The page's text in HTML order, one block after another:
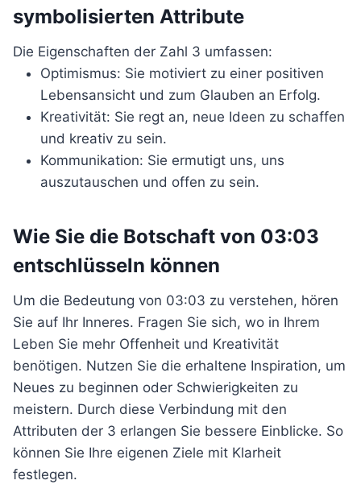
symbolisierten Attribute
Die Eigenschaften der Zahl 3 umfassen:
Optimismus: Sie motiviert zu einer positiven
Lebensansicht und zum Glauben an Erfolg.
Kreativität: Sie regt an, neue Ideen zu schaffen
und kreativ zu sein.
Kommunikation: Sie ermutigt uns, uns
auszutauschen und offen zu sein.
Wie Sie die Botschaft von 03:03
entschlüsseln können
Um die Bedeutung von 03:03 zu verstehen, hören
Sie auf Ihr Inneres. Fragen Sie sich, wo in Ihrem
Leben Sie mehr Offenheit und Kreativität
benötigen. Nutzen Sie die erhaltene Inspiration, um
Neues zu beginnen oder Schwierigkeiten zu
meistern. Durch diese Verbindung mit den
Attributen der 3 erlangen Sie bessere Einblicke. So
können Sie Ihre eigenen Ziele mit Klarheit
festlegen.